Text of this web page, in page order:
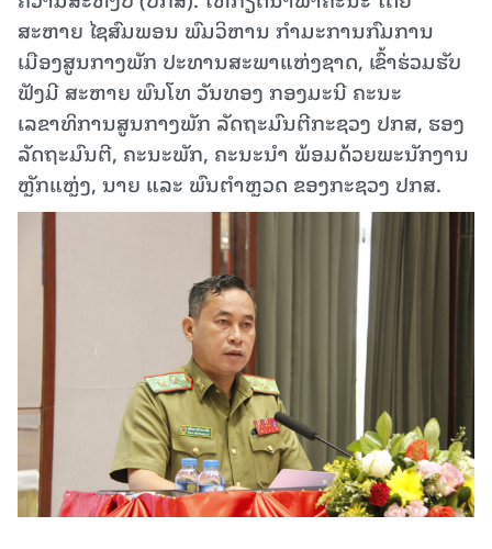
ສະຫາຍ ໄຊສົມພອນ ພົມວິຫານ ກໍາມະການກົມການ
ເມືອງສູນກາງພັກ ປະທານສະພາແຫ່ງຊາດ, ເຂົ້າຮ່ວມຮັບ
ຟັງມີ ສະຫາຍ ພົນໂທ ວັນທອງ ກອງມະນີ ຄະນະ
ເລຂາທິການສູນກາງພັກ ລັດຖະມົນຕີກະຊວງ ປກສ, ຮອງ
ລັດຖະມົນຕີ, ຄະນະພັກ, ຄະນະນໍາ ພ້ອມດ້ວຍພະນັກງານ
ຫຼັກແຫຼ່ງ, ນາຍ ແລະ ພົນຕໍາຫຼວດ ຂອງກະຊວງ ປກສ.